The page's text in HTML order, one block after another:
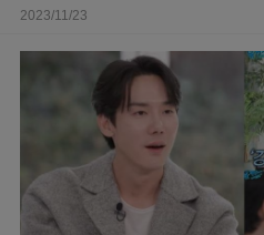
2023/11/23